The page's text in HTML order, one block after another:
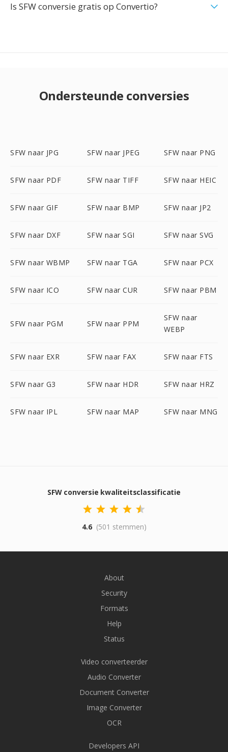
Is SFW conversie gratis op Convertio?
Ondersteunde conversies
SFW naar JPG SFW naar JPEG SFW naar PNG
SFW naar PDF SFW naar TIFF SFW naar HEIC
SFW naar GIF SFW naar BMP SFW naar JP2
SFW naar DXF SFW naar SGI SFW naar SVG
SFW naar WBMP SFW naar TGA SFW naar PCX
SFW naar ICO SFW naar CUR SFW naar PBM
SFW naar PGM SFW naar PPM
SFW naar
WEBP
SFW naar EXR SFW naar FAX SFW naar FTS
SFW naar G3 SFW naar HDR SFW naar HRZ
SFW naar IPL SFW naar MAP SFW naar MNG
SFW conversie kwaliteitsclassificatie
4.6 (501 stemmen)
About
Security
Formats
Help
Status
Video converteerder
Audio Converter
Document Converter
Image Converter
OCR
Developers API